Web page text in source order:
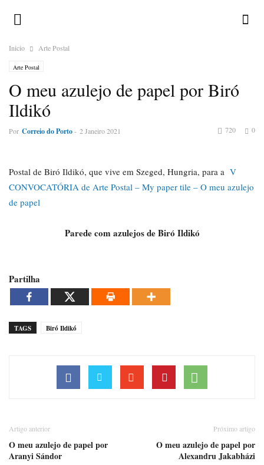
Inicio Arte Postal
Arte Postal
O meu azulejo de papel por Biró
Ildikó
Por Correio do Porto- 2 Janeiro 2021 0
720
Postal de Biró Ildikó, que vive em Szeged, Hungria, para a V
CONVOCATÓRIA de Arte Postal – My paper tile – O meu azulejo
de papel
Parede com azulejos de Biró Ildikó
Partilha
TAGS Biró Ildikó
Artigo anterior
O meu azulejo de papel por
Aranyi Sándor
Próximo artigo
O meu azulejo de papel por
Alexandru Jakabházi